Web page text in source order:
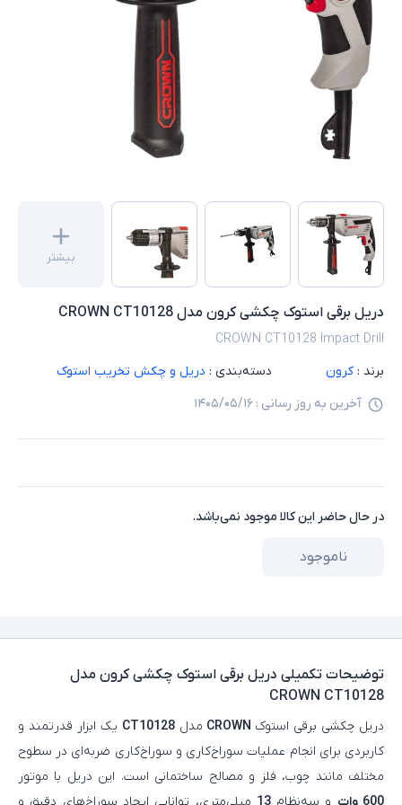
بیشتر
دریل برقی استوک چکشی کرون مدل CROWN CT10128
CROWN CT10128 Impact Drill
برند : کرون دسته‌بندی : دریل و چکش تخریب استوک
آخرین به روز رسانی : ۱۴۰۵/۰۵/۱۶
در حال حاضر این کالا موجود نمی‌باشد.
ناموجود
توضیحات تکمیلی دریل برقی استوک چکشی کرون مدل
CROWN CT10128
دریل چکشی برقی استوک مدل CT10128 یک ابزار قدرتمند و
کاربردی برای انجام عملیات سوراخ‌کاری و سوراخ‌کاری ضربه‌ای در سطوح
مختلف مانند چوب، فلز و مصالح ساختمانی است. این دریل با موتور